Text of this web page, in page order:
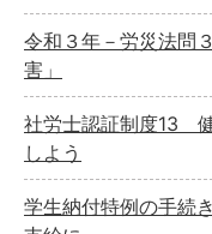
令和３年－労災法問
害」
社労士認証制度13
しよう
学生納付特例の手続